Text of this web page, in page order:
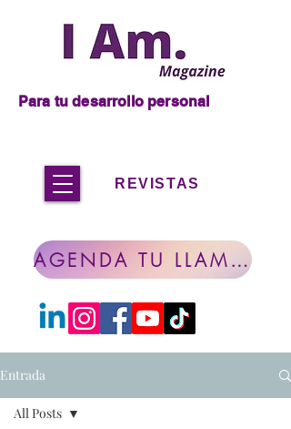
REVISTAS
Para tu desarrollo personal
AGENDA TU LLAMADA
Entrada
All Posts